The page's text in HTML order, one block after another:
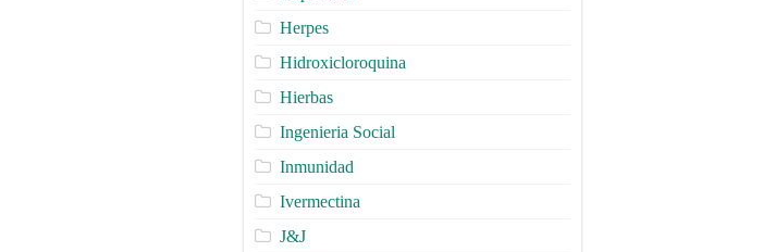
Herpes
Hidroxicloroquina
Hierbas
Ingenieria Social
Inmunidad
Ivermectina
J&J